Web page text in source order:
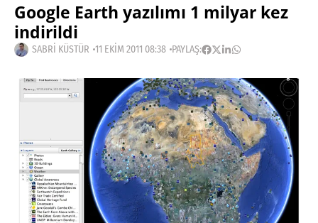
Google Earth yazılımı 1 milyar kez
indirildi
SABRI KÜSTÜR 11 EKIM 2011 08:38 PAYLAŞ: